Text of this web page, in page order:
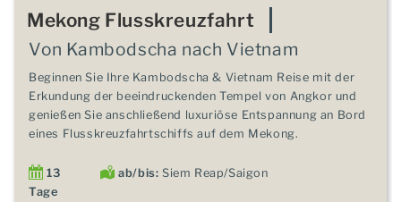
Mekong Flusskreuzfahrt
Von Kambodscha nach Vietnam
Beginnen Sie Ihre Kambodscha & Vietnam Reise mit der
Erkundung der beeindruckenden Tempel von Angkor und
genießen Sie anschließend luxuriöse Entspannung an Bord
eines Flusskreuzfahrtschiffs auf dem Mekong.
13
Tage
ab/bis: Siem Reap/Saigon